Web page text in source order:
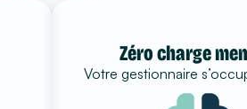
Zéro charge
Votre gestionnaire